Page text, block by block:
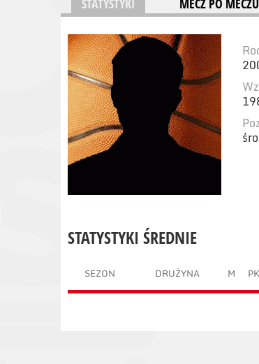
STATYSTYKI MECZ PO MECZU
STATYSTYKI ŚREDNIE
SEZON DRUŻYNA M